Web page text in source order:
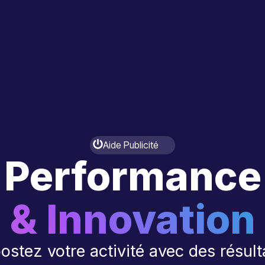
Aide Publicité
Performance
& Innovation
votre activité avec des